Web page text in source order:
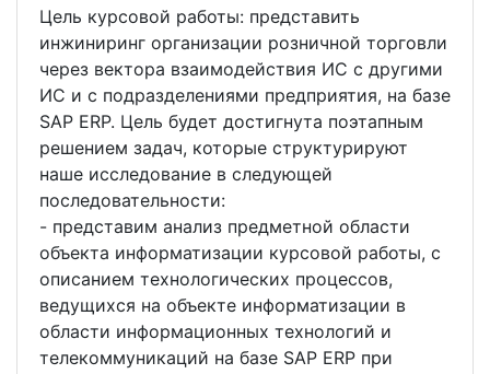
Цель курсовой работы: представить
инжиниринг организации розничной торговли
через вектора взаимодействия ИС с другими
ИС и с подразделениями предприятия, на базе
SAP ERP. Цель будет достигнута поэтапным
решением задач, которые структурируют
наше исследование в следующей
последовательности:
- представим анализ предметной области
объекта информатизации курсовой работы, с
описанием технологических процессов,
ведущихся на объекте информатизации в
области информационных технологий и
телекоммуникаций на базе SAP ERP при